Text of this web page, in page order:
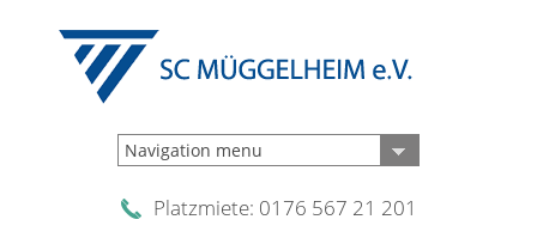
Navigation menu
Platzmiete: 0176 567 21 201